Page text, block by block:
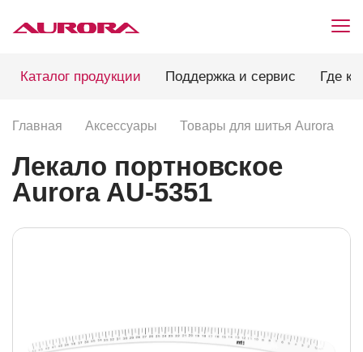
Каталог продукции Поддержка и сервис Где
Главная Аксессуары Товары для шитья Aurora
Лекало портновское
Aurora AU-5351